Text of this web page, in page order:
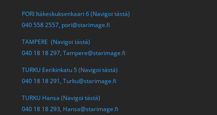
PORI Itäkeskuksenkaari 6 (Navigoi tästä)
040 558 2557, pori@starimage.fi
TAMPERE (Navigoi tästä)
040 18 18 297, Tampere@starimage.fi
TURKU Eerikinkatu 5 (Navigoi tästä)
040 18 18 291, Turku@starimage.fi
TURKU Hansa (Navigoi tästä)
040 18 18 293, Hansa@starimage.fi